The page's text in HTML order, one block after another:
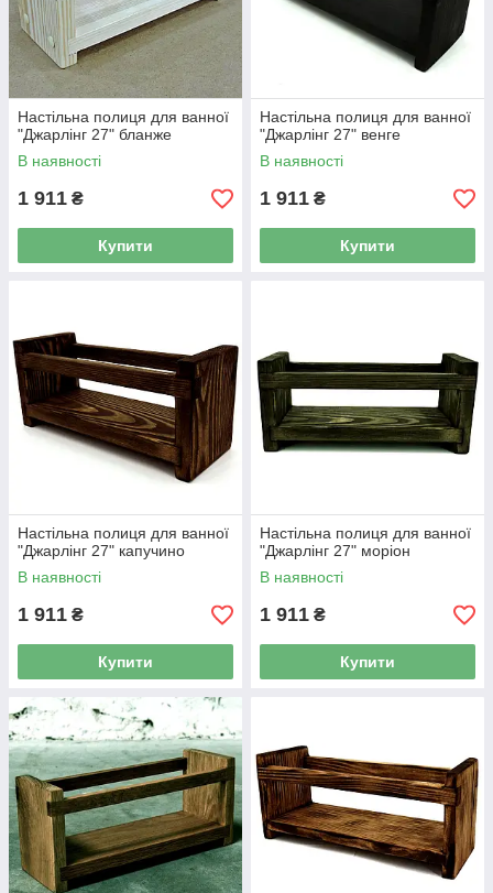
Настільна полиця для ванної
"Джарлінг 27" бланже
В наявності
1 911 ₴
Купити
Настільна полиця для ванної
"Джарлінг 27" венге
В наявності
1 911 ₴
Купити
Настільна полиця для ванної
"Джарлінг 27" капучино
В наявності
1 911 ₴
Купити
Настільна полиця для ванної
"Джарлінг 27" моріон
В наявності
1 911 ₴
Купити